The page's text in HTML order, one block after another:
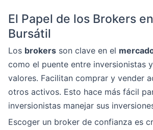
El Papel de los Brokers
Bursátil
Los brokers son clave en el
como el puente entre inversionistas
valores. Facilitan comprar y vender
otros activos. Esto hace más fácil
inversionistas manejar sus
Escoger un broker de confianza es